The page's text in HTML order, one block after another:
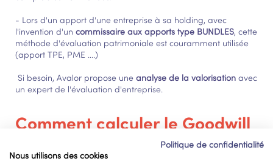
- Lors d'un apport d'une entreprise à sa holding, avec
l'invention d'un commissaire aux apports type BUNDLES, cette
méthode d'évaluation patrimoniale est couramment utilisée
(apport TPE, PME ....)
Si besoin, Avalor propose une analyse de la valorisation avec
un expert de l'évaluation d'entreprise.
Comment calculer le Goodwill
Politique de confidentialité
Nous utilisons des cookies